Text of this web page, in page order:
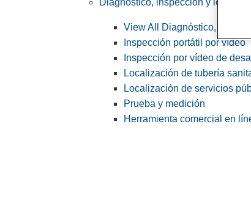
View All Diagnóstico,
Inspección portátil por vídeo
Inspección por vídeo de
Localización de tubería
Localización de servicios
Prueba y medición
Herramienta comercial en